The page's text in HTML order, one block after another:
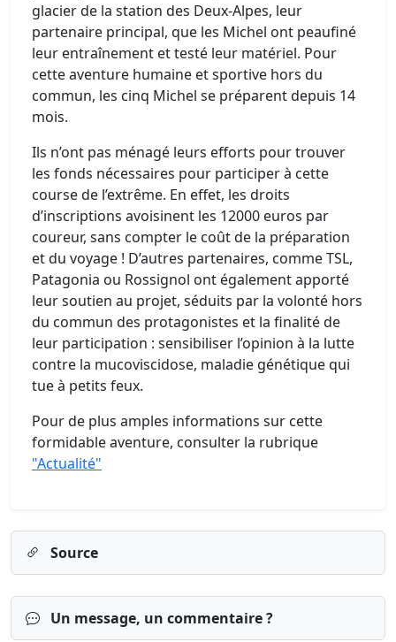
glacier de la station des Deux-Alpes, leur
partenaire principal, que les Michel ont peaufiné
leur entraînement et testé leur matériel. Pour
cette aventure humaine et sportive hors du
commun, les cinq Michel se préparent depuis 14
mois.
Ils n’ont pas ménagé leurs efforts pour trouver
les fonds nécessaires pour participer à cette
course de l’extrême. En effet, les droits
d’inscriptions avoisinent les 12000 euros par
coureur, sans compter le coût de la préparation
et du voyage ! D’autres partenaires, comme TSL,
Patagonia ou Rossignol ont également apporté
leur soutien au projet, séduits par la volonté hors
du commun des protagonistes et la finalité de
leur participation : sensibiliser l’opinion à la lutte
contre la mucoviscidose, maladie génétique qui
tue à petits feux.
Pour de plus amples informations sur cette
formidable aventure, consulter la rubrique
"Actualité"
Source
Un message, un commentaire ?